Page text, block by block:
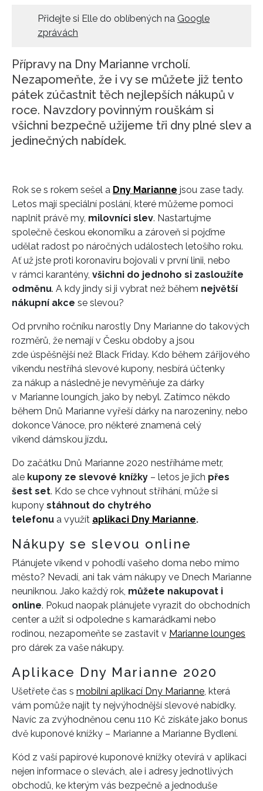
Přidejte si Elle do oblíbených na Google
zprávách
Přípravy na Dny Marianne vrcholí.
Nezapomeňte, že i vy se můžete již tento
pátek zúčastnit těch nejlepších nákupů v
roce. Navzdory povinným rouškám si
všichni bezpečně užijeme tři dny plné slev a
jedinečných nabídek.
Rok se s rokem sešel a Dny Marianne jsou zase tady.
Letos mají speciální poslání, které můžeme pomoci
naplnit právě my, milovníci slev. Nastartujme
společně českou ekonomiku a zároveň si pojďme
udělat radost po náročných událostech letošího roku.
Ať už jste proti koronaviru bojovali v první linii, nebo
v rámci karantény, všichni do jednoho si zasloužíte
odměnu. A kdy jindy si ji vybrat než během největší
nákupní akce se slevou?
Od prvního ročníku narostly Dny Marianne do takových
rozměrů, že nemají v Česku obdoby a jsou
zde úspěšnější než Black Friday. Kdo během zářijového
víkendu nestříhá slevové kupony, nesbírá účtenky
za nákup a následně je nevyměňuje za dárky
v Marianne loungích, jako by nebyl. Zatímco někdo
během Dnů Marianne vyřeší dárky na narozeniny, nebo
dokonce Vánoce, pro některé znamená celý
víkend dámskou jízdu.
Do začátku Dnů Marianne 2020 nestříháme metr,
ale kupony ze slevové knížky – letos je jich přes
šest set. Kdo se chce vyhnout stříhání, může si
kupony stáhnout do chytrého
telefonu a využít aplikaci Dny Marianne.
Nákupy se slevou online
Plánujete víkend v pohodlí vašeho doma nebo mimo
město? Nevadí, ani tak vám nákupy ve Dnech Marianne
neuniknou. Jako každý rok, můžete nakupovat i
online. Pokud naopak plánujete vyrazit do obchodních
center a užít si odpoledne s kamarádkami nebo
rodinou, nezapomeňte se zastavit v Marianne lounges
pro dárek za vaše nákupy.
Aplikace Dny Marianne 2020
Ušetřete čas s mobilní aplikací Dny Marianne, která
vám pomůže najít ty nejvýhodnější slevové nabídky.
Navíc za zvýhodněnou cenu 110 Kč získáte jako bonus
dvě kuponové knížky – Marianne a Marianne Bydlení.
Kód z vaší papírové kuponové knížky otevírá v aplikaci
nejen informace o slevách, ale i adresy jednotlivých
obchodů, ke kterým vás bezpečně a jednoduše